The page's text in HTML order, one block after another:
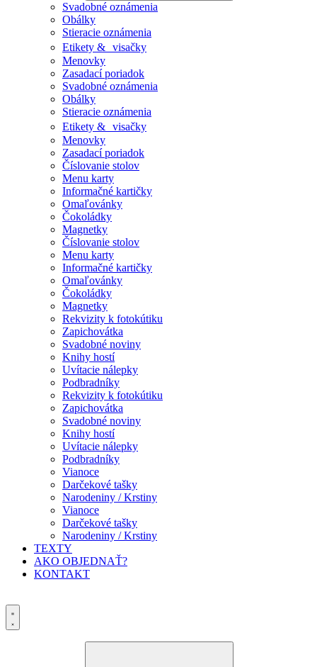
Svadobné oznámenia
Obálky
Stieracie oznámenia
Etikety & visačky
Menovky
Zasadací poriadok
Svadobné oznámenia
Obálky
Stieracie oznámenia
Etikety & visačky
Menovky
Zasadací poriadok
Číslovanie stolov
Menu karty
Informačné kartičky
Omaľovánky
Čokoládky
Magnetky
Číslovanie stolov
Menu karty
Informačné kartičky
Omaľovánky
Čokoládky
Magnetky
Rekvizity k fotokútiku
Zapichovátka
Svadobné noviny
Knihy hostí
Uvítacie nálepky
Podbradníky
Rekvizity k fotokútiku
Zapichovátka
Svadobné noviny
Knihy hostí
Uvítacie nálepky
Podbradníky
Vianoce
Darčekové tašky
Narodeniny / Krstiny
Vianoce
Darčekové tašky
Narodeniny / Krstiny
TEXTY
AKO OBJEDNAŤ?
KONTAKT